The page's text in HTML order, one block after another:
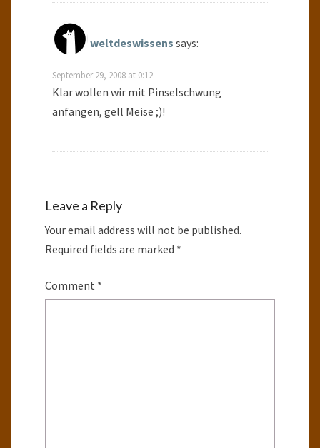
weltdeswissens says:
September 29, 2008 at 0:12
Klar wollen wir mit Pinselschwung
anfangen, gell Meise ;)!
Leave a Reply
Your email address will not be published.
Required fields are marked *
Comment *